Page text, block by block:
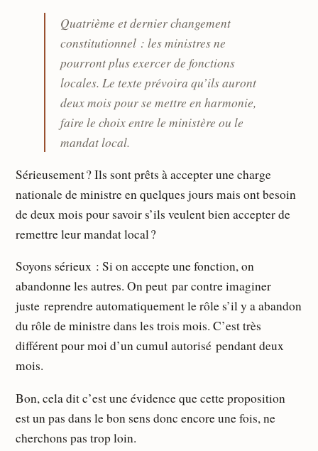
Quatrième et dernier changement
constitutionnel : les ministres ne
pourront plus exercer de fonctions
locales. Le texte prévoira qu’ils auront
deux mois pour se mettre en harmonie,
faire le choix entre le ministère ou le
mandat local.
Sérieusement ? Ils sont prêts à accepter une charge
nationale de ministre en quelques jours mais ont besoin
de deux mois pour savoir s’ils veulent bien accepter de
remettre leur mandat local ?
Soyons sérieux : Si on accepte une fonction, on
abandonne les autres. On peut par contre imaginer
juste reprendre automatiquement le rôle s’il y a abandon
du rôle de ministre dans les trois mois. C’est très
différent pour moi d’un cumul autorisé pendant deux
mois.
Bon, cela dit c’est une évidence que cette proposition
est un pas dans le bon sens donc encore une fois, ne
cherchons pas trop loin.